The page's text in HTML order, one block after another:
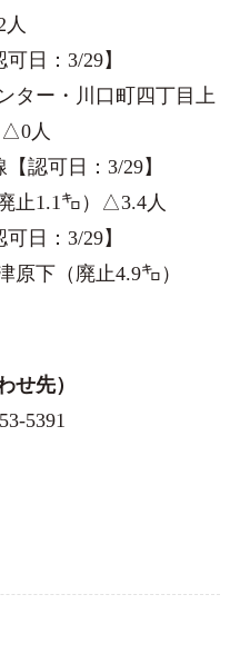
日：3/29】
ター・川口町四丁目上
△0人
認可日：3/29】
止1.1㌔）△3.4人
日：3/29】
原下（廃止4.9㌔）
せ先）
5391